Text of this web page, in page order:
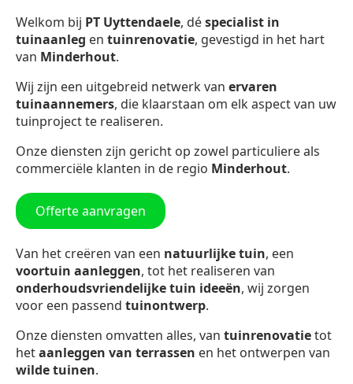
Welkom bij PT Uyttendaele, déspecialist in
tuinaanleg en tuinrenovatie, gevestigd in het hart
van Minderhout.
Wij zijn een uitgebreid netwerk van ervaren
tuinaannemers, die klaarstaan om elk aspect van uw
tuinproject te realiseren.
Onze diensten zijn gericht op zowel particuliere als
commerciële klanten in de regio Minderhout.
Offerte aanvragen
Van het creëren van een natuurlijke tuin, een
voortuin aanleggen, tot het realiseren van
onderhoudsvriendelijke tuin ideeën, wij zorgen
voor een passend tuinontwerp.
Onze diensten omvatten alles, van tuinrenovatietot
hetaanleggen van terrassen en het ontwerpen van
wilde tuinen.